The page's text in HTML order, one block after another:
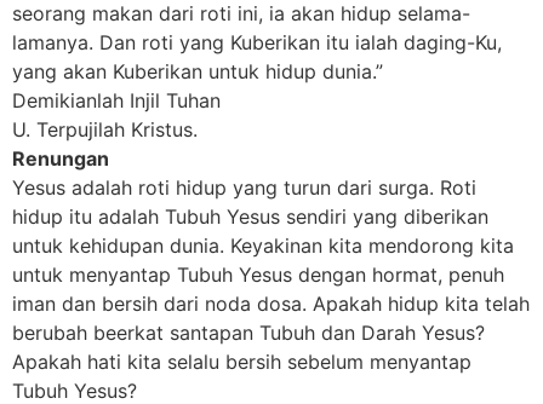
seorang makan dari roti ini, ia akan hidup selama-
lamanya. Dan roti yang Kuberikan itu ialah daging-Ku,
yang akan Kuberikan untuk hidup dunia.”
Demikianlah Injil Tuhan
U. Terpujilah Kristus.
Renungan
Yesus adalah roti hidup yang turun dari surga. Roti
hidup itu adalah Tubuh Yesus sendiri yang diberikan
untuk kehidupan dunia. Keyakinan kita mendorong kita
untuk menyantap Tubuh Yesus dengan hormat, penuh
iman dan bersih dari noda dosa. Apakah hidup kita telah
berubah beerkat santapan Tubuh dan Darah Yesus?
Apakah hati kita selalu bersih sebelum menyantap
Tubuh Yesus?